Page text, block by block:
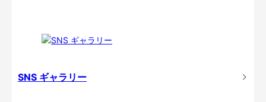
SNS ギャラリー